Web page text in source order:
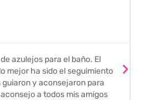
azulejos para el baño. El
mejor ha sido el seguimiento
y aconsejaron para
a todos mis amigos